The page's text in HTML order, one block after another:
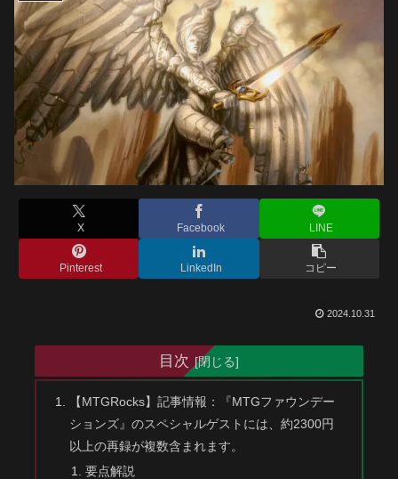
X Facebook LINE
Pinterest LinkedIn コピー
2024.10.31
目次
【MTGRocks】記事情報：『MTGファウンデー
ションズ』のスペシャルゲストには、約2300円
以上の再録が複数含まれます。
要点解説